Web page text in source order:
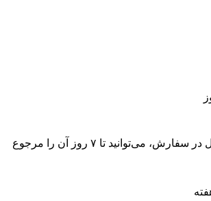
در صورت وجود مشکل در سفارش، می‌توانید تا ۷ روز آن را مرجوع